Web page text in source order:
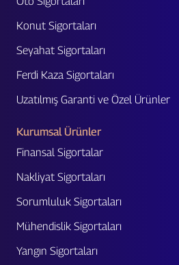
Konut Sigortaları
Seyahat Sigortaları
Ferdi Kaza Sigortaları
Uzatılmış Garanti ve Özel Ürünler
Kurumsal Ürünler
Finansal Sigortalar
Nakliyat Sigortaları
Sorumluluk Sigortaları
Mühendislik Sigortaları
Yangın Sigortaları